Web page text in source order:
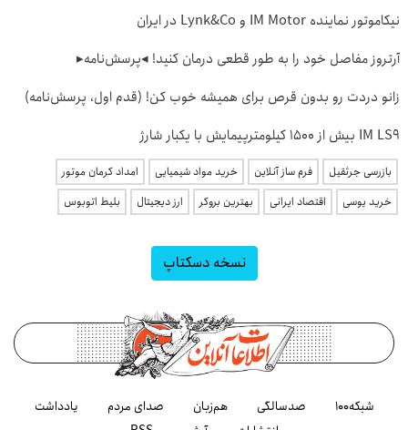
نیکاموتور نماینده IM Motor و Lynk&Co در ایران
آرتروز مفاصل خود را به طور قطعی درمان کنید! ◂پرسش‌نامه▸
زانو دردت رو بدون قرص برای همیشه خوب کن! (قدم اول، پرسش‌نامه)
IM LS9 بیش از 1500 کیلومترپیمایش با یکبار شارژ
بازرسی جرثقیل فرم ساز آنلاین خرید مواد شیمیایی
امداد کرمان موتور
خرید یوسی
اقتصاد ایرانی بهترین بروکر ارز دیجیتال بلیط اتوبوس
نسخه دسکتاپ
شبکه۱۰۰ صدسالگی هم‌زبان صدای مردم
یادداشت